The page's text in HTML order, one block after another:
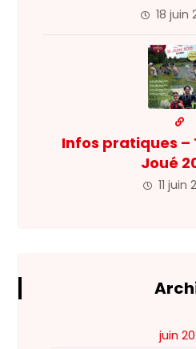
18 juin
Infos pratiques –
Joué
11 juin
juin